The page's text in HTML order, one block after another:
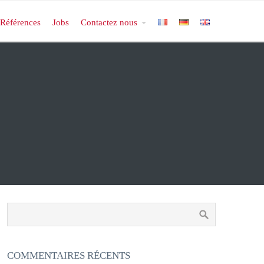
Références Jobs Contactez nous
COMMENTAIRES RÉCENTS